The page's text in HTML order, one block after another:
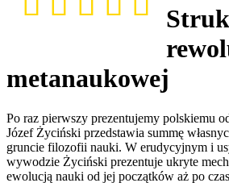
metanaukowej
Po raz pierwszy prezentujemy polskiemu
Józef Życiński przedstawia summę
gruncie filozofii nauki. W erudycyjnym i
wywodzie Życiński prezentuje ukryte
ewolucją nauki od jej początków aż po